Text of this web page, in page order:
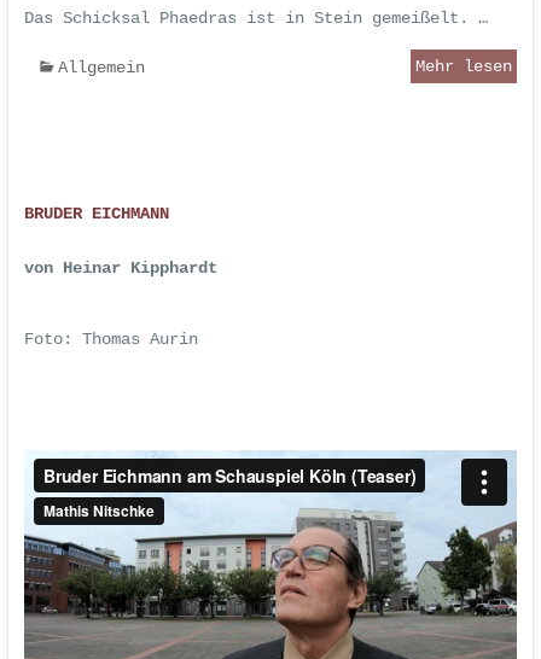
Das Schicksal Phaedras ist in Stein gemeißelt. …
Allgemein Mehr lesen
BRUDER EICHMANN
von Heinar Kipphardt
Foto: Thomas Aurin